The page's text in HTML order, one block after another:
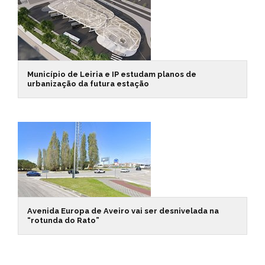
Município de Leiria e IP estudam planos de
urbanização da futura estação
Avenida Europa de Aveiro vai ser desnivelada na
“rotunda do Rato”